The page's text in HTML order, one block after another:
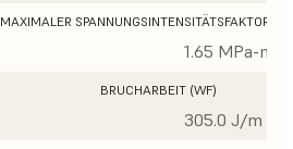
MAXIMALER SPANNUNGSINTENSITÄTSFAKTOR
1.65 MPa-m1/
BRUCHARBEIT (WF)
305.0 J/m